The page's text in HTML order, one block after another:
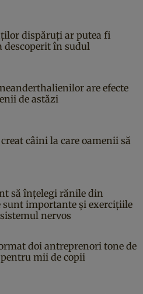
dispăruți ar putea fi
descoperit în sudul
are efecte
de astăzi
câini la care oamenii să
să înțelegi rănile din
sunt importante și exercițiile
nervos
doi antreprenori tone de
mii de copii